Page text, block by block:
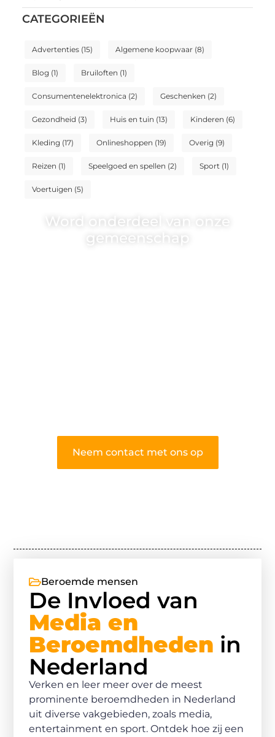
CATEGORIEËN
Advertenties(15) Algemene koopwaar(8)
Blog (1) Bruiloften (1)
Consumentenelektronica (2) Geschenken (2)
Gezondheid (3) Huis en tuin (13) Kinderen (6)
Kleding (17) Onlineshoppen (19) Overig (9)
Reizen (1) Speelgoed en spellen (2) Sport(1)
Voertuigen (5)
Word onderdeel van onze
gemeenschap
Neem contact met ons op
Beroemde mensen
De Invloed van
Media en
Beroemdheden in
Nederland
Verken en leer meer over de meest
prominente beroemdheden in Nederland
uit diverse vakgebieden, zoals media,
entertainment en sport. Ontdek hoe zij een